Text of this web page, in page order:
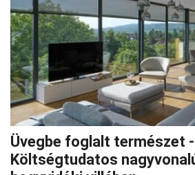
Üvegbe foglalt természet -
Költségtudatos